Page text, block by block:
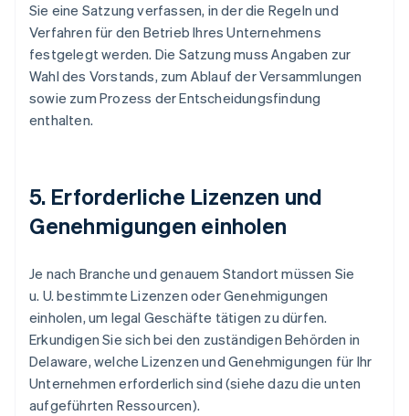
Sie eine Satzung verfassen, in der die Regeln und
Verfahren für den Betrieb Ihres Unternehmens
festgelegt werden. Die Satzung muss Angaben zur
Wahl des Vorstands, zum Ablauf der Versammlungen
sowie zum Prozess der Entscheidungsfindung
enthalten.
5. Erforderliche Lizenzen und
Genehmigungen einholen
Je nach Branche und genauem Standort müssen Sie
u. U. bestimmte Lizenzen oder Genehmigungen
einholen, um legal Geschäfte tätigen zu dürfen.
Erkundigen Sie sich bei den zuständigen Behörden in
Delaware, welche Lizenzen und Genehmigungen für Ihr
Unternehmen erforderlich sind (siehe dazu die unten
aufgeführten Ressourcen).